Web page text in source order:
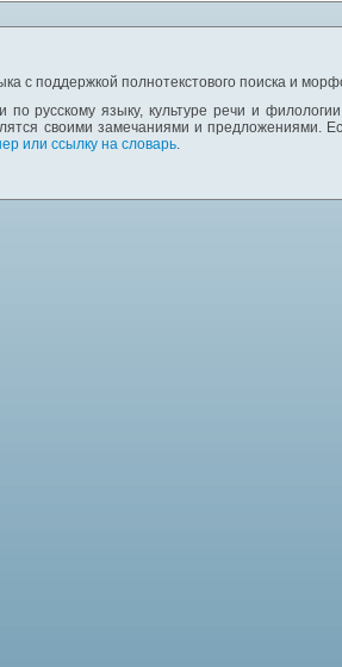
с поддержкой полнотекстового поиска и
русскому языку, культуре речи и
своими замечаниями и предложениями.
или ссылку на словарь.